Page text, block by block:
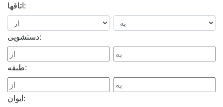
اتاقها:
دستشویی:
طبقه:
ایوان: